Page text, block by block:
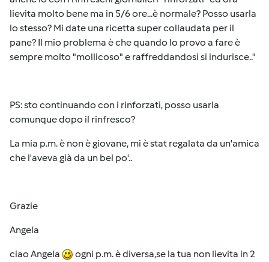
lievita molto bene ma in 5/6 ore...è normale? Posso usarla
lo stesso? Mi date una ricetta super collaudata per il
pane? Il mio problema è che quando lo provo a fare è
sempre molto "mollicoso" e raffreddandosi si indurisce.."
PS: sto continuando con i rinforzati, posso usarla
comunque dopo il rinfresco?
La mia p.m. è non è giovane, mi è stat regalata da un'amica
che l'aveva già da un bel po'..
Grazie
Angela
ciao Angela
ogni p.m. è diversa,se la tua non lievita in 2